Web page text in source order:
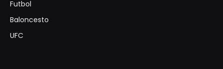
Futbol
Baloncesto
UFC